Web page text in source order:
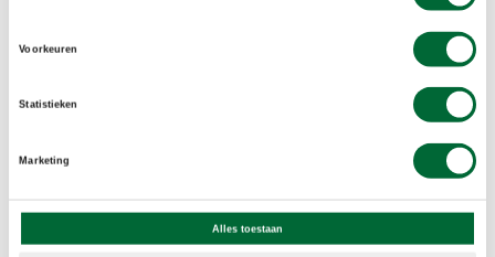
Voorkeuren
Statistieken
Marketing
Alles toestaan